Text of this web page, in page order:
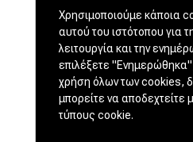
Χρησιμοποιούμε κάποια
αυτού του ιστότοπου για
λειτουργία και την
επιλέξετε
χρήση όλων των cookies,
μπορείτε να αποδεχτείτε
τύπους cookie.